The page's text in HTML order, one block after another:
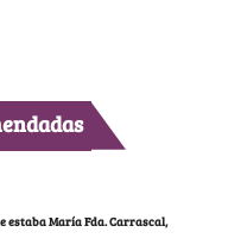
estaba María Fda. Carrascal,